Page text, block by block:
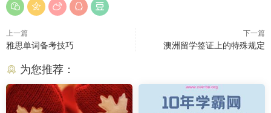
上一篇
雅思单词备考技巧
下一篇
澳洲留学签证上的特殊规定
为您推荐：